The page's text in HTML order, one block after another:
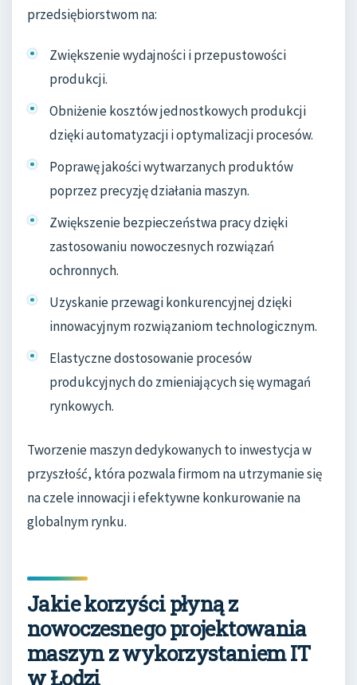
przedsiębiorstwom na:
Zwiększenie wydajności i przepustowości
produkcji.
Obniżenie kosztów jednostkowych produkcji
dzięki automatyzacji i optymalizacji procesów.
Poprawę jakości wytwarzanych produktów
poprzez precyzję działania maszyn.
Zwiększenie bezpieczeństwa pracy dzięki
zastosowaniu nowoczesnych rozwiązań
ochronnych.
Uzyskanie przewagi konkurencyjnej dzięki
innowacyjnym rozwiązaniom technologicznym.
Elastyczne dostosowanie procesów
produkcyjnych do zmieniających się wymagań
rynkowych.
Tworzenie maszyn dedykowanych to inwestycja w
przyszłość, która pozwala firmom na utrzymanie się
na czele innowacji i efektywne konkurowanie na
globalnym rynku.
Jakie korzyści płyną z
nowoczesnego projektowania
maszyn z wykorzystaniem IT
w Łodzi